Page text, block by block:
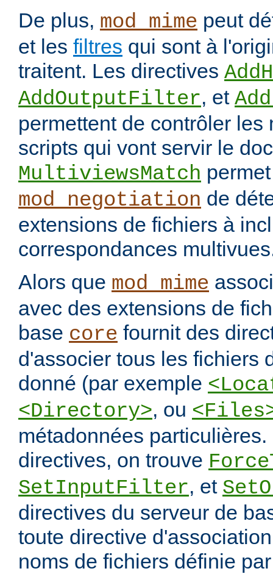
De plus, mod_mime peut
et les filtres qui sont à
traitent. Les directives
AddOutputFilter, et
permettent de contrôler les
scripts qui vont servir le
MultiviewsMatch
mod_negotiation de
extensions de fichiers à
correspondances
Alors que mod_mime
avec des extensions de
base core fournit des
d'associer tous les fichiers
donné (par exemple
<Directory>, ou
métadonnées
directives, on trouve
SetInputFilter, et
directives du serveur de
toute directive
noms de fichiers définie